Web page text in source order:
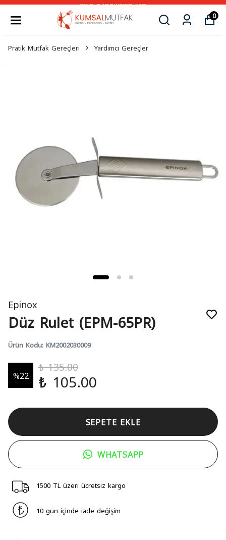
3500 TL VE ÜZERİ ÜCRETSİZ KARGO
0
Pratik Mutfak Gereçleri Yardımcı Gereçler
Epinox
Düz Rulet (EPM-65PR)
Ürün Kodu: KM2002030009
%22
₺ 135.00
₺ 105.00
SEPETE EKLE
WHATSAPP
1500 TL üzeri ücretsiz kargo
10 gün içinde iade değişim